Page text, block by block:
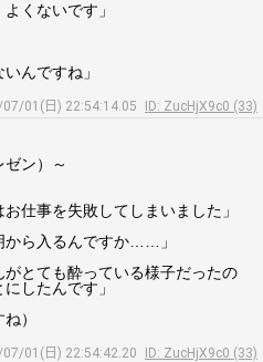
くないです」
んですね」
01(日) 22:54:14.05
ID: ZucHjX9c0 (33)
ン）～
仕事を失敗してしまいました」
から入るんですか……」
とても酔っている様子だったの
したんです」
）
01(日) 22:54:42.20
ID: ZucHjX9c0 (33)